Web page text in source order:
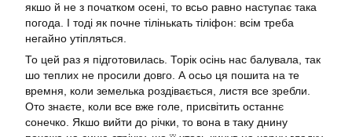
якшо й не з початком осені, то всьо равно наступає така
погода. І тоді як почне тілінькать тіліфон: всім треба
негайно утіпляться.
То цей раз я підготовилась. Торік осінь нас балувала, так
шо теплих не просили довго. А осьо ця пошита на те
времня, коли земелька роздівається, листя все зребли.
Ото знаєте, коли все вже голе, присвітить останнє
сонечко. Якшо вийти до річки, то вона в таку днину